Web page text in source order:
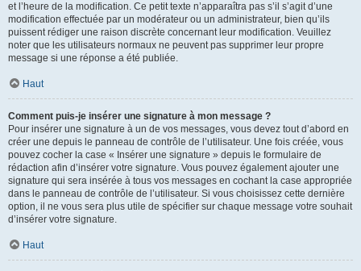
et l’heure de la modification. Ce petit texte n’apparaîtra pas s’il s’agit d’une
modification effectuée par un modérateur ou un administrateur, bien qu’ils
puissent rédiger une raison discrète concernant leur modification. Veuillez
noter que les utilisateurs normaux ne peuvent pas supprimer leur propre
message si une réponse a été publiée.
Haut
Comment puis-je insérer une signature à mon message ?
Pour insérer une signature à un de vos messages, vous devez tout d’abord en
créer une depuis le panneau de contrôle de l’utilisateur. Une fois créée, vous
pouvez cocher la case « Insérer une signature » depuis le formulaire de
rédaction afin d’insérer votre signature. Vous pouvez également ajouter une
signature qui sera insérée à tous vos messages en cochant la case appropriée
dans le panneau de contrôle de l’utilisateur. Si vous choisissez cette dernière
option, il ne vous sera plus utile de spécifier sur chaque message votre souhait
d’insérer votre signature.
Haut